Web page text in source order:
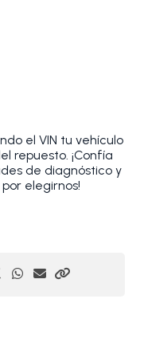
el VIN tu vehículo
repuesto. ¡Confía
de diagnóstico y
elegirnos!